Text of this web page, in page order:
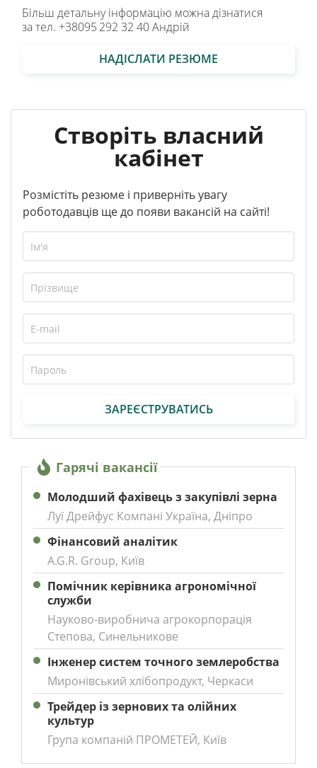
Більш детальну інформацію можна дізнатися
за тел. +38095 292 32 40 Андрій
НАДІСЛАТИ РЕЗЮМЕ
Створіть власний
кабінет
Розмістіть резюме і приверніть увагу
роботодавців ще до появи вакансій на сайті!
ЗАРЕЄСТРУВАТИСЬ
Гарячі вакансії
Молодший фахівець з закупівлі зерна
Луї Дрейфус Компані Україна, Дніпро
Фінансовий аналітик
A.G.R. Group, Київ
Помічник керівника агрономічної
служби
Науково-виробнича агрокорпорація
Степова, Синельникове
Інженер систем точного землеробства
Миронівський хлібопродукт, Черкаси
Трейдер із зернових та олійних
культур
Група компаній ПРОМЕТЕЙ, Київ